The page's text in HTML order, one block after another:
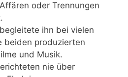
oder Trennungen
ihn bei vielen
beiden produzierten
und Musik.
nie über